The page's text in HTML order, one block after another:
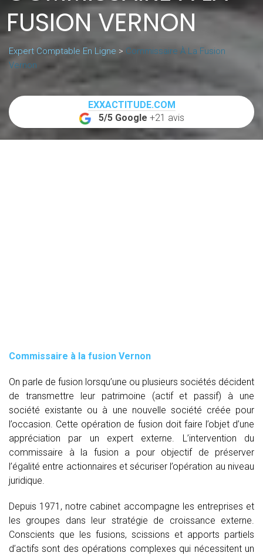
FUSION VERNON
Expert Comptable En Ligne > Commissaire À La Fusion
Vernon
EXXACTITUDE.COM
5/5 Google +21 avis
Commissaire à la fusion Vernon
On parle de fusion lorsqu’une ou plusieurs sociétés décident
de transmettre leur patrimoine (actif et passif) à une
société existante ou à une nouvelle société créée pour
l’occasion. Cette opération de fusion doit faire l’objet d’une
appréciation par un expert externe. L’intervention du
commissaire à la fusion
a pour objectif de préserver
l’égalité entre actionnaires et sécuriser l’opération au niveau
juridique.
Depuis 1971, notre cabinet accompagne les entreprises et
les groupes dans leur stratégie de croissance externe.
Conscients que les fusions, scissions et apports partiels
d’actifs sont des opérations complexes qui nécessitent un